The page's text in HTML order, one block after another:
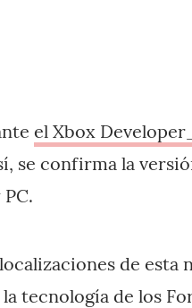
el Xbox
se confirma la
de esta
tecnología de los